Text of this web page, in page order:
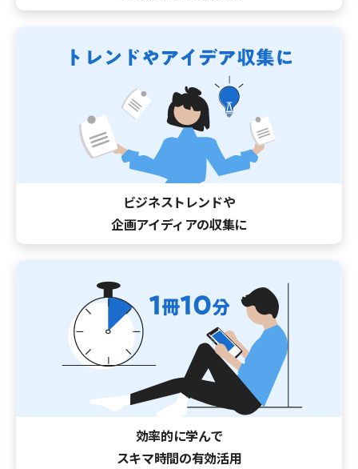
ビジネストレンドや
企画アイディアの収集に
効率的に学んで
スキマ時間の有効活用